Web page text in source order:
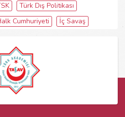
Türk Dış Politikası
Cumhuriyeti İç Savaş